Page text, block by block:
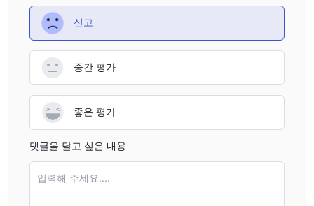
Specter.ai호주, 태국, 캐나다, 영국, 남아프리카, 싱가포르, 홍콩, 인
도, 프랑스, 독일, 노르웨이, 스웨덴, 이탈리아, 덴마크, 아랍 에미레
이트, 사우디 아라비아, 쿠웨이트, 룩셈부르크, 카타르 및 대부분의
다른 국가에서 상인을 받아들입니다 .
상인은 사용할 수 없습니다 Specter.ai 미국, 베네수엘라, 이란, 바누
소말리아, 예멘
own external fees, which are outside Specter.ai's control.
From a risk management perspective, I always
initiating any transfer. Additionally, because Specter.ai is
not regulated and has been flagged for high potential risk
by third-party sources, I personally exercise heightened
caution before depositing larger sums. Overall, while I
didn't encounter hidden platform fees on Specter.ai for
deposits or withdrawals, it's vital to do due diligence on
lacking, which influences my willingness to commit
신고
중간 평가
좋은 평가
댓글을 달고 싶은 내용
입력해 주세요....